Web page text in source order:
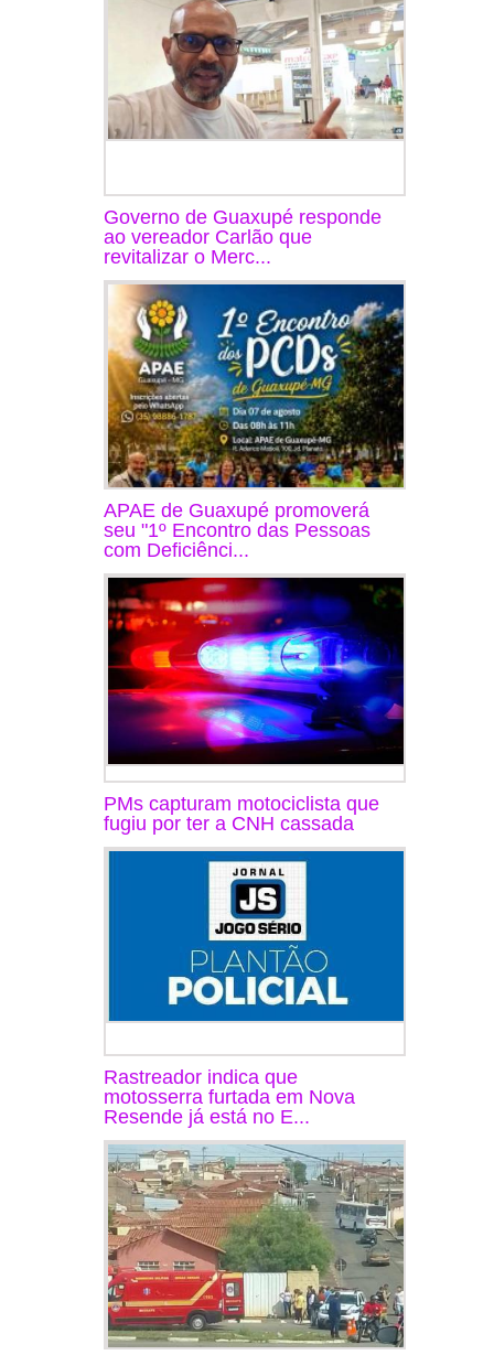
Governo de Guaxupé responde
ao vereador Carlão que
revitalizar o Merc...
APAE de Guaxupé promoverá
seu "1º Encontro das Pessoas
com Deficiênci...
PMs capturam motociclista que
fugiu por ter a CNH cassada
Rastreador indica que
motosserra furtada em Nova
Resende já está no E...